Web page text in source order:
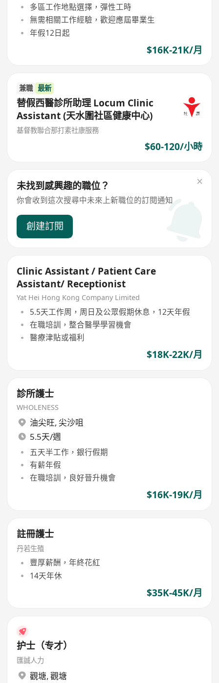
多區工作地點選擇，彈性工時
無需相關工作經驗，歡迎應屆畢業生
年假12日起
$16K-21K/月
兼職 最新
替假西醫診所助理 Locum Clinic
Assistant (天水圍社區健康中心)
基督教聯合那打素社康服務
$60-120/小時
未找到感興趣的職位？
你會收到這次搜尋中未來上新職位的訂閱通知
創建訂閱
Clinic Assistant / Patient Care
Assistant/ Receptionist
Yat Hei Hong Kong Company Limited
5.5天工作周，周日及公眾假期休息，12天年假
在職培訓，整合醫學學習機會
醫療津貼或福利
$18K-22K/月
診所護士
WHOLENESS
油尖旺, 尖沙咀
5.5天/週
五天半工作，銀行假期
有薪年假
在職培訓，良好晉升機會
$16K-19K/月
註冊護士
丹若生殖
豐厚薪酬，年終花紅
14天年休
$35K-45K/月
护士（专才）
匯誠人力
觀塘, 觀塘